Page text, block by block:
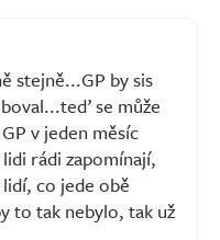
stejně...GP by sis
se může
v jeden měsíc
rádi zapomínají,
co jede obě
to tak nebylo, tak už